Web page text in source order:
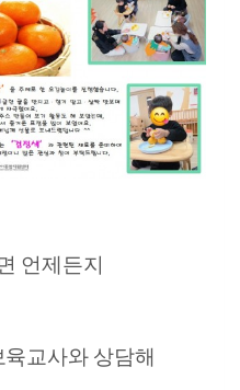
언제든지
교사와 상담해